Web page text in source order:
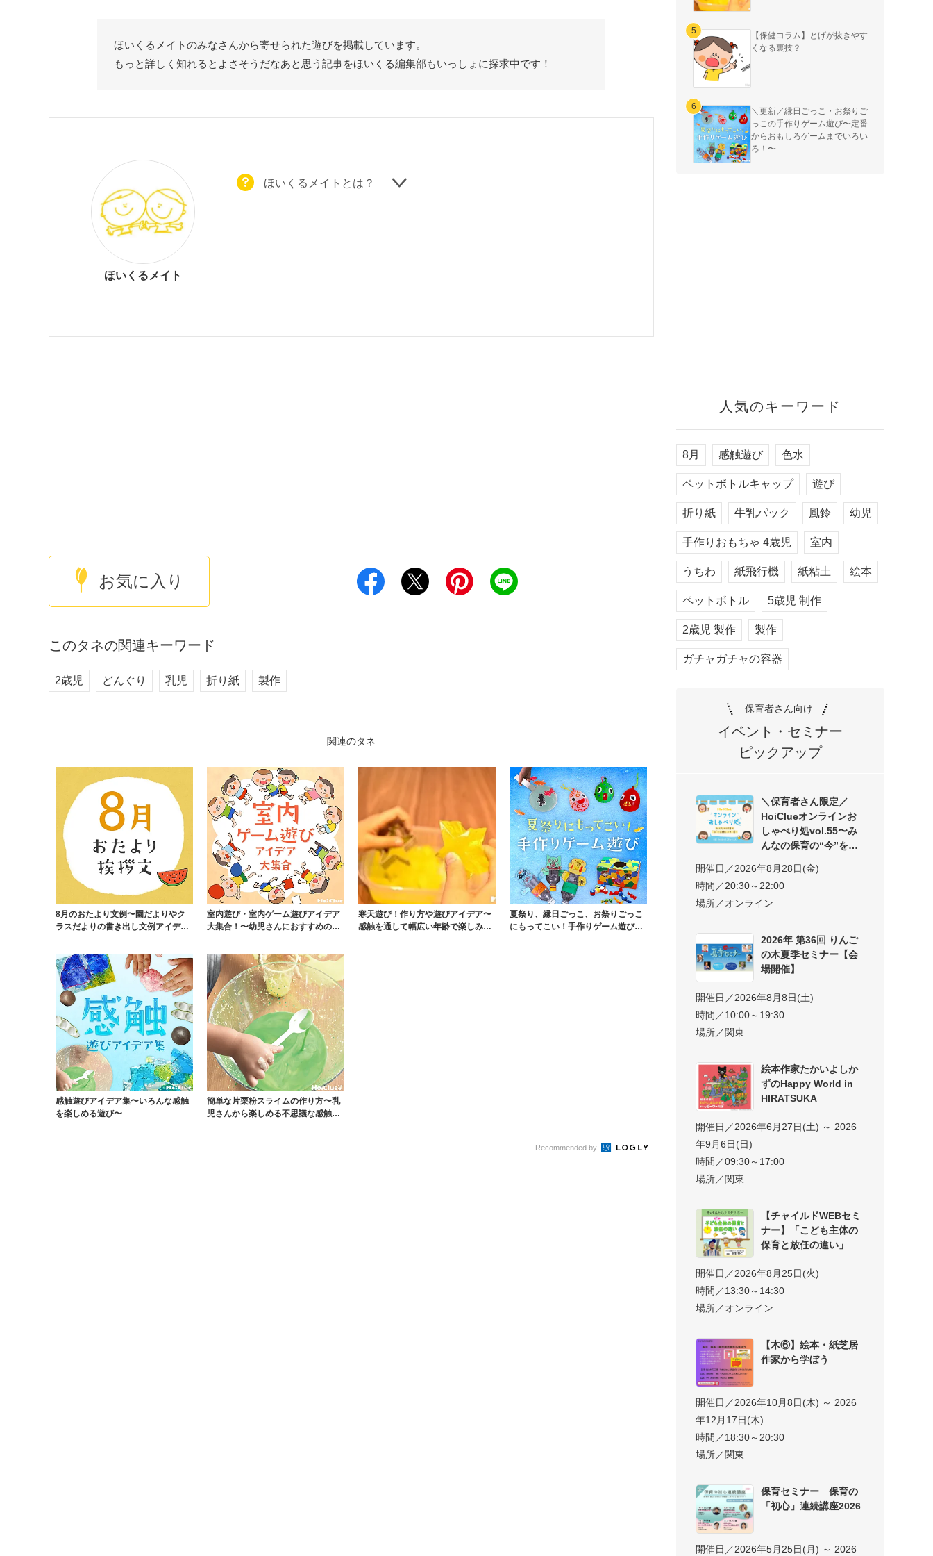
ほいくるメイトのみなさんから寄せられた遊びを掲載しています。
もっと詳しく知れるとよさそうだなあと思う記事をほいくる編集部もいっしょに探求中です！
ほいくるメイト
ほいくるメイトとは？
お気に入り
このタネの関連キーワード
2歳児 どんぐり 乳児 折り紙 製作
関連のタネ
8月のおたより文例〜園だよりやク
ラスだよりの書き出し文例アイデ
室内遊び・室内ゲーム遊びアイデア
大集合！〜幼児さんにおすすめの安
寒天遊び！作り方や遊びアイデア〜
感触を通して幅広い年齢で楽しみや
夏祭り、縁日ごっこ、お祭りごっこ
にもってこい！手作りゲーム遊び〜
感触遊びアイデア集〜いろんな感触
を楽しめる遊び〜
簡単な片栗粉スライムの作り方〜乳
児さんから楽しめる不思議な感触遊
Recommended by
【保健コラム】とげが抜きやす
くなる裏技？
＼更新／縁日ごっこ・お祭りご
っこの手作りゲーム遊び〜定番
からおもしろゲームまでいろい
ろ！〜
人気のキーワード
8月 感触遊び 色水
ペットボトルキャップ 遊び
折り紙 牛乳パック 風鈴 幼児
手作りおもちゃ 4歳児 室内
うちわ 紙飛行機 紙粘土 絵本
ペットボトル 5歳児 制作
2歳児 製作 製作
ガチャガチャの容器
保育者さん向け
イベント・セミナー
ピックアップ
＼保育者さん限定／
HoiClueオンラインお
しゃべり処vol.55〜み
んなの保育の“今”を交
開催日／2026年8月28日(金)
時間／20:30～22:00
場所／オンライン
2026年 第36回 りんご
の木夏季セミナー【会
場開催】
開催日／2026年8月8日(土)
時間／10:00～19:30
場所／関東
絵本作家たかいよしか
ずのHappy World in
HIRATSUKA
開催日／2026年6月27日(土) ～ 2026
年9月6日(日)
時間／09:30～17:00
場所／関東
【チャイルドWEBセミ
ナー】「こども主体の
保育と放任の違い」
開催日／2026年8月25日(火)
時間／13:30～14:30
場所／オンライン
【木⑥】絵本・紙芝居
作家から学ぼう
開催日／2026年10月8日(木) ～ 2026
年12月17日(木)
時間／18:30～20:30
場所／関東
保育セミナー 保育の
「初心」連続講座2026
開催日／2026年5月25日(月) ～ 2026